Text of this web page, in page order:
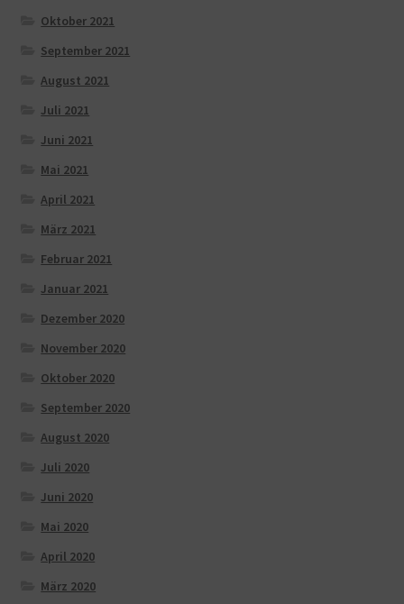
Oktober 2021
September 2021
August 2021
Juli 2021
Juni 2021
Mai 2021
April 2021
März 2021
Februar 2021
Januar 2021
Dezember 2020
November 2020
Oktober 2020
September 2020
August 2020
Juli 2020
Juni 2020
Mai 2020
April 2020
März 2020